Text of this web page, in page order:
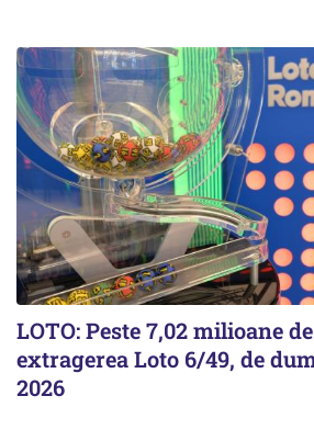
LOTO: Peste 7,02 milioane
extragerea Loto 6/49, de
2026